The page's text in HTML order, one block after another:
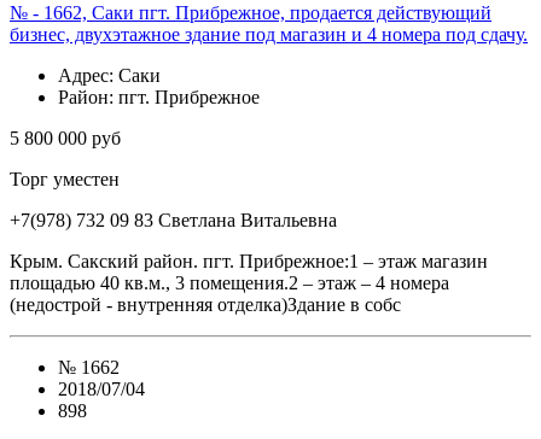
№ - 1662, Саки пгт. Прибрежное, продается действующий
бизнес, двухэтажное здание под магазин и 4 номера под сдачу.
Адрес: Саки
Район: пгт. Прибрежное
5 800 000 руб
Торг уместен
+7(978) 732 09 83 Cветлана Витальевна
Крым. Сакский район. пгт. Прибрежное:1 – этаж магазин
площадью 40 кв.м., 3 помещения.2 – этаж – 4 номера
(недострой - внутренняя отделка)Здание в собс
№ 1662
2018/07/04
898